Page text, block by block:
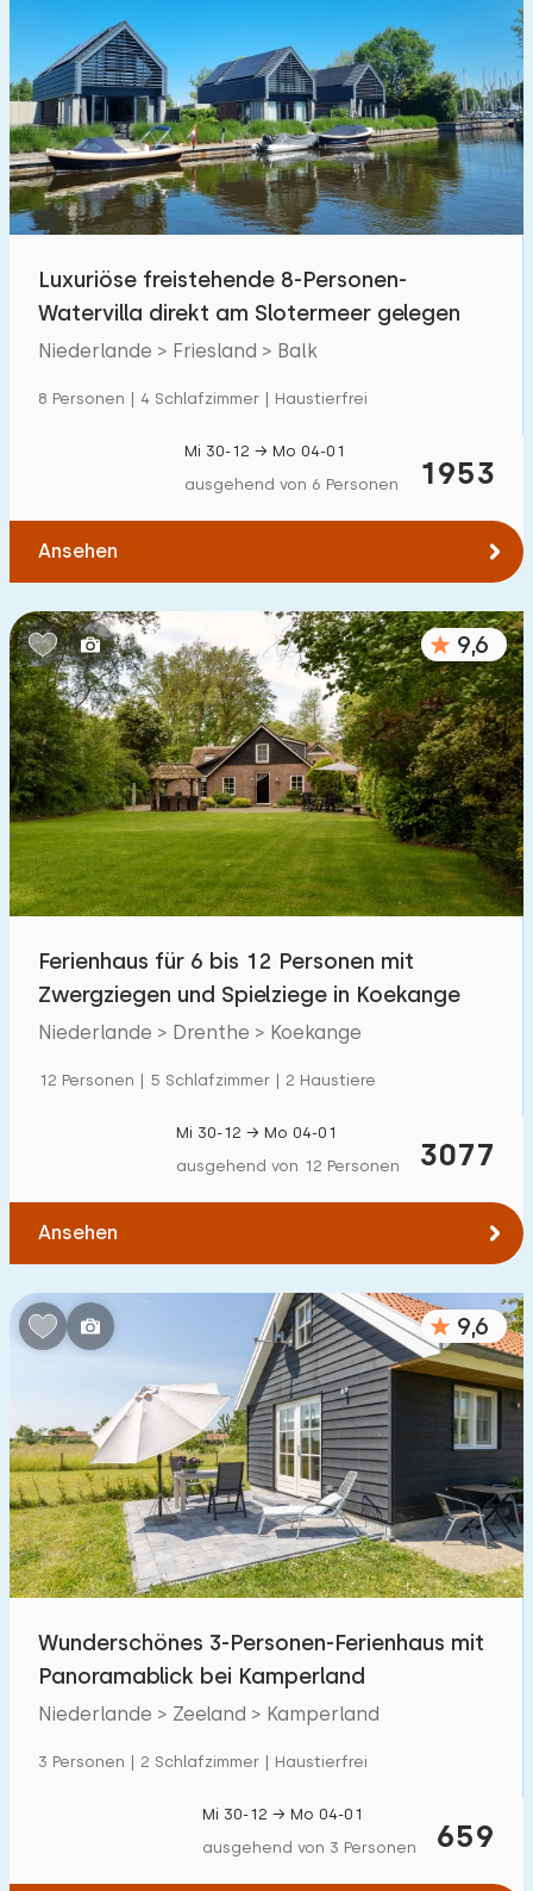
Luxuriöse freistehende 8-Personen-
Watervilla direkt am Slotermeer gelegen
Niederlande > Friesland > Balk
8 Personen | 4 Schlafzimmer | Haustierfrei
1953
Mi 30-12 → Mo 04-01
ausgehend von 6 Personen
Ansehen
9,6
Ferienhaus für 6 bis 12 Personen mit
Zwergziegen und Spielziege in Koekange
Niederlande > Drenthe > Koekange
12 Personen | 5 Schlafzimmer | 2 Haustiere
3077
Mi 30-12 → Mo 04-01
ausgehend von 12 Personen
Ansehen
9,6
Wunderschönes 3-Personen-Ferienhaus mit
Panoramablick bei Kamperland
Niederlande > Zeeland > Kamperland
3 Personen | 2 Schlafzimmer | Haustierfrei
659
Mi 30-12 → Mo 04-01
ausgehend von 3 Personen